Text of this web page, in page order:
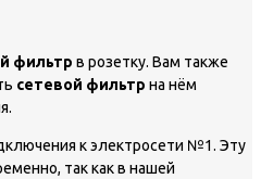
фильтр в розетку. Вам также
сетевой фильтр на нём
к электросети №1. Эту
так как в нашей